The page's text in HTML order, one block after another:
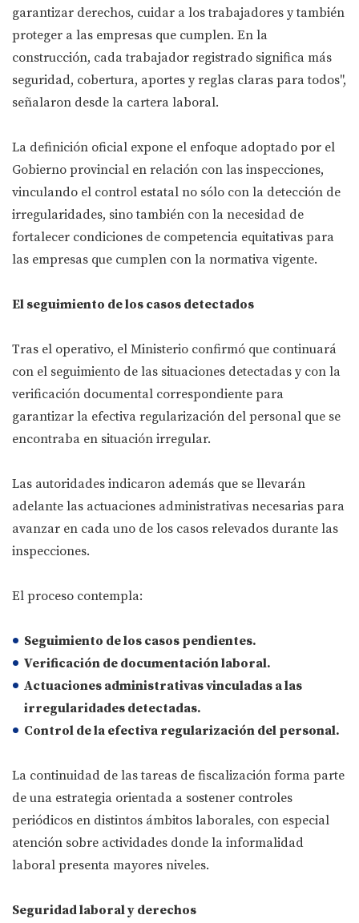
garantizar derechos, cuidar a los trabajadores y también
proteger a las empresas que cumplen. En la
construcción, cada trabajador registrado significa más
seguridad, cobertura, aportes y reglas claras para todos",
señalaron desde la cartera laboral.
La definición oficial expone el enfoque adoptado por el
Gobierno provincial en relación con las inspecciones,
vinculando el control estatal no sólo con la detección de
irregularidades, sino también con la necesidad de
fortalecer condiciones de competencia equitativas para
las empresas que cumplen con la normativa vigente.
El seguimiento de los casos detectados
Tras el operativo, el Ministerio confirmó que continuará
con el seguimiento de las situaciones detectadas y con la
verificación documental correspondiente para
garantizar la efectiva regularización del personal que se
encontraba en situación irregular.
Las autoridades indicaron además que se llevarán
adelante las actuaciones administrativas necesarias para
avanzar en cada uno de los casos relevados durante las
inspecciones.
El proceso contempla:
Seguimiento de los casos pendientes.
Verificación de documentación laboral.
Actuaciones administrativas vinculadas a las
irregularidades detectadas.
Control de la efectiva regularización del personal.
La continuidad de las tareas de fiscalización forma parte
de una estrategia orientada a sostener controles
periódicos en distintos ámbitos laborales, con especial
atención sobre actividades donde la informalidad
laboral presenta mayores niveles.
Seguridad laboral y derechos